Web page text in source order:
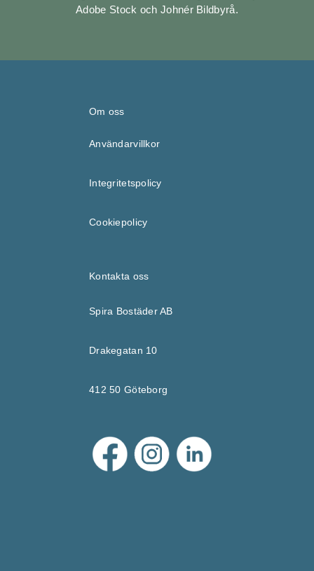
Adobe Stock och Johnér Bildbyrå.
Om oss
Användarvillkor
Integritetspolicy
Cookiepolicy
Kontakta oss
Spira Bostäder AB
Drakegatan 10
412 50 Göteborg